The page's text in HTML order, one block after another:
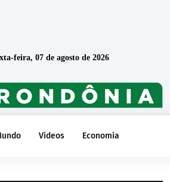
feira, 07 de agosto de 2026
Vídeos Economia